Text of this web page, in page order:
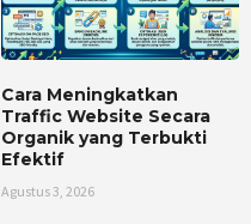
Cara Meningkatkan
Traffic Website Secara
Organik yang Terbukti
Efektif
Agustus 3, 2026